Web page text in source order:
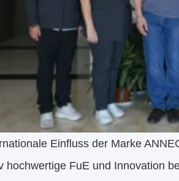
Einfluss der Marke
hochwertige FuE und Innovation